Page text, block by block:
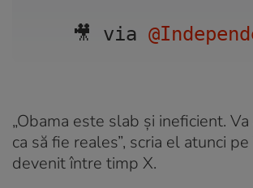
🎥 via
„Obama este slab și ineficient.
ca să fie reales”, scria el atunci
devenit între timp X.